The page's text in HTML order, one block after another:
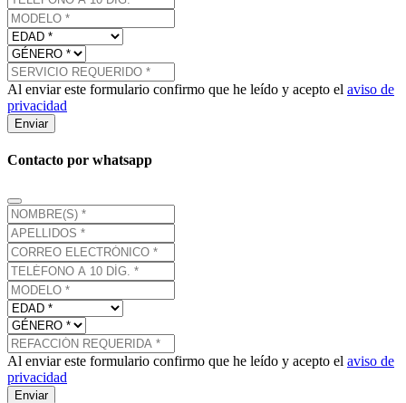
Al enviar este formulario confirmo que he leído y acepto el aviso de
privacidad
Enviar
Contacto por whatsapp
Al enviar este formulario confirmo que he leído y acepto el aviso de
privacidad
Enviar